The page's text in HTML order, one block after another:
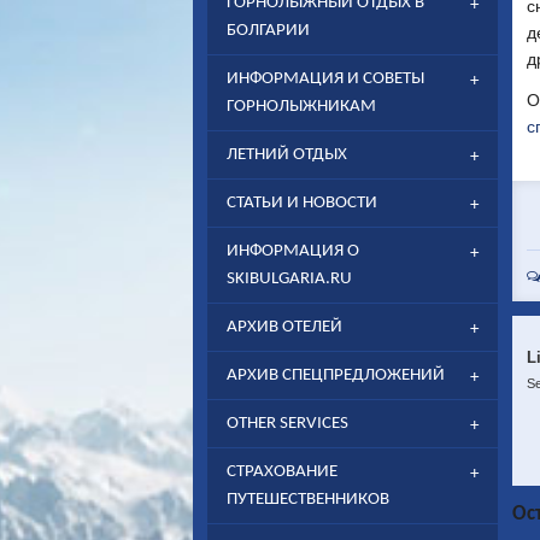
БОЛГАРИИ
ИНФОРМАЦИЯ И СОВЕТЫ
ГОРНОЛЫЖНИКАМ
ЛЕТНИЙ ОТДЫХ
СТАТЬИ И НОВОСТИ
ИНФОРМАЦИЯ О
SKIBULGARIA.RU
АРХИВ ОТЕЛЕЙ
АРХИВ СПЕЦПРЕДЛОЖЕНИЙ
OTHER SERVICES
CТРАХОВАНИЕ
ПУТЕШЕСТВЕННИКОВ